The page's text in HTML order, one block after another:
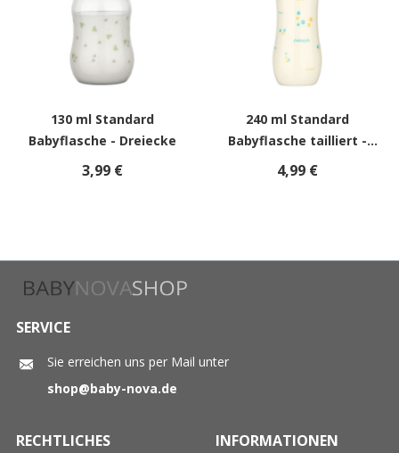
130 ml Standard
Babyflasche - Dreiecke
3,99 €
240 ml Standard
Babyflasche tailliert -
Punkte
4,99 €
SERVICE
Sie erreichen uns per Mail unter
shop@baby-nova.de
RECHTLICHES INFORMATIONEN